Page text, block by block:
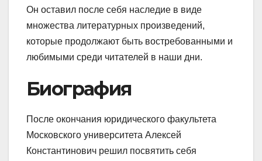
Он оставил после себя наследие в виде
множества литературных произведений,
которые продолжают быть востребованными и
любимыми среди читателей в наши дни.
Биография
После окончания юридического факультета
Московского университета Алексей
Константинович решил посвятить себя